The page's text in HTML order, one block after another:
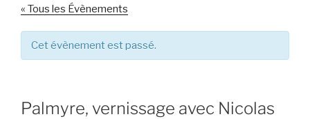
« Tous les Évènements
Cet évènement est passé.
Palmyre, vernissage avec Nicolas